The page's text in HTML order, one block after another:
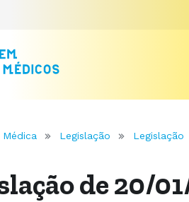
Médica Legislação Legislação
de 20/